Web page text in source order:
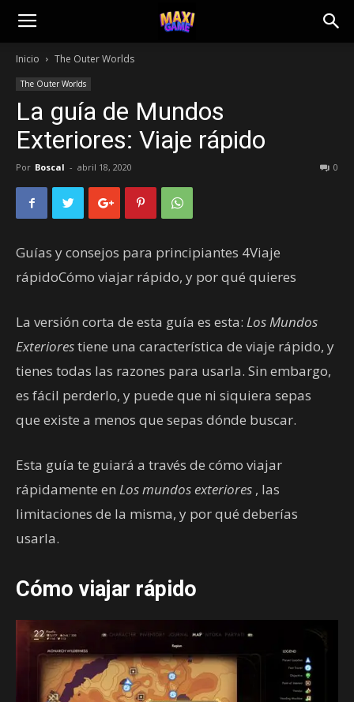
Inicio The Outer Worlds
The Outer Worlds
La guía de Mundos
Exteriores: Viaje rápido
Por Boscal - abril 18, 2020 0
Guías y consejos para principiantes 4Viaje
rápidoCómo viajar rápido, y por qué quieres
La versión corta de esta guía es esta: Los Mundos
Exteriorestiene una característica de viaje rápido, y
tienes todas las razones para usarla. Sin embargo,
es fácil perderlo, y puede que ni siquiera sepas
que existe a menos que sepas dónde buscar.
Esta guía te guiará a través de cómo viajar
rápidamente en Los mundos exteriores , las
limitaciones de la misma, y por qué deberías
usarla.
Cómo viajar rápido